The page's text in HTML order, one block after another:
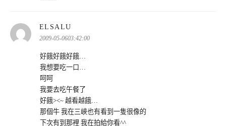
ELSALU
示:
2009-05-0603:42:00
好餓好餓好餓…
我想要吃一口…
呵呵
我要去吃午餐了
好餓><~ 越看越餓…
那個牛 我在三峽也有看到一隻很像的
下次有到那裡 我在拍給你看^^